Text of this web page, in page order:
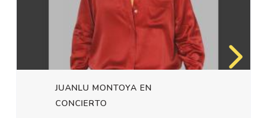
JUANLU MONTOYA EN
CONCIERTO